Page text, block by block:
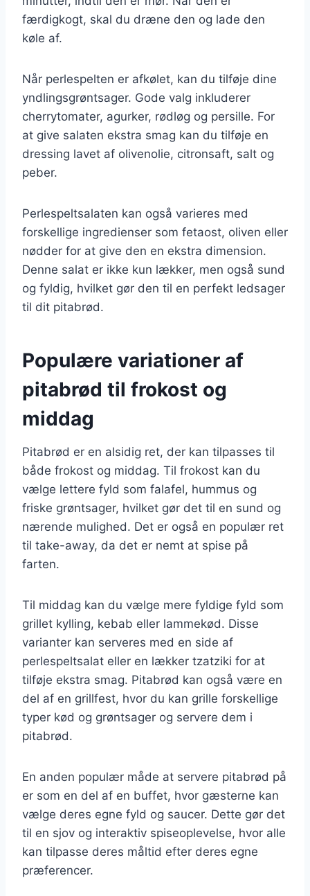
færdigkogt, skal du dræne den og lade den
køle af.
Når perlespelten er afkølet, kan du tilføje dine
yndlingsgrøntsager. Gode valg inkluderer
cherrytomater, agurker, rødløg og persille. For
at give salaten ekstra smag kan du tilføje en
dressing lavet af olivenolie, citronsaft, salt og
peber.
Perlespeltsalaten kan også varieres med
forskellige ingredienser som fetaost, oliven eller
nødder for at give den en ekstra dimension.
Denne salat er ikke kun lækker, men også sund
og fyldig, hvilket gør den til en perfekt ledsager
til dit pitabrød.
Populære variationer af
pitabrød til frokost og
middag
Pitabrød er en alsidig ret, der kan tilpasses til
både frokost og middag. Til frokost kan du
vælge lettere fyld som falafel, hummus og
friske grøntsager, hvilket gør det til en sund og
nærende mulighed. Det er også en populær ret
til take-away, da det er nemt at spise på
farten.
Til middag kan du vælge mere fyldige fyld som
grillet kylling, kebab eller lammekød. Disse
varianter kan serveres med en side af
perlespeltsalat eller en lækker tzatziki for at
tilføje ekstra smag. Pitabrød kan også være en
del af en grillfest, hvor du kan grille forskellige
typer kød og grøntsager og servere dem i
pitabrød.
En anden populær måde at servere pitabrød på
er som en del af en buffet, hvor gæsterne kan
vælge deres egne fyld og saucer. Dette gør det
til en sjov og interaktiv spiseoplevelse, hvor alle
kan tilpasse deres måltid efter deres egne
præferencer.